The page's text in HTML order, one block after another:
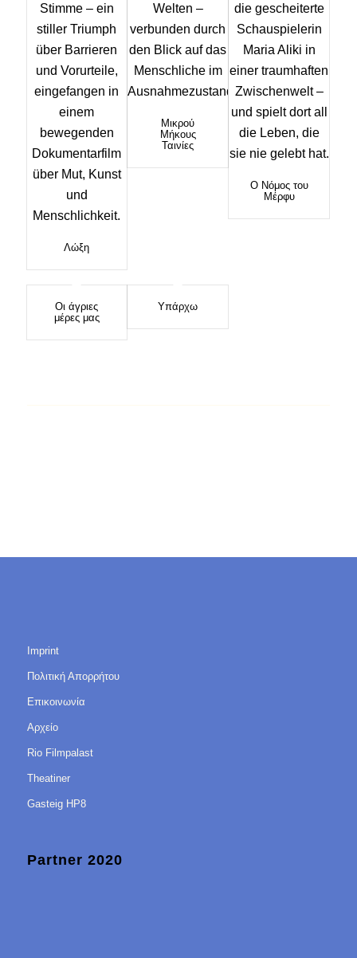
Λώξη
Μικρού
Μήκους
Ταινίες
Ο Νόμος του
Μέρφυ
Οι άγριες
μέρες μας
Υπάρχω
Imprint
Πολιτική Απορρήτου
Επικοινωνία
Αρχείο
Rio Filmpalast
Theatiner
Gasteig HP8
Partner 2020